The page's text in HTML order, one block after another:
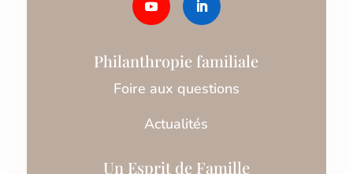
Philanthropie familiale
Foire aux questions
Actualités
Un Esprit de Famille